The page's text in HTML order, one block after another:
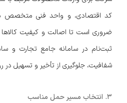
کد اقتصادی، و واحد فنی متخصص در
ضروری است تا اصالت و کیفیت
ثبت‌نام در سامانه جامع تجارت و
شفافیت، جلوگیری از تأخیر و تسهیل در
۳. انتخاب مسیر حمل مناسب